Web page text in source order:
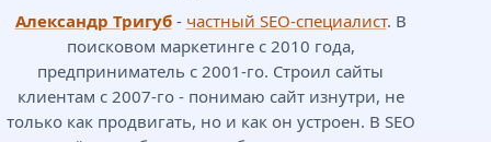
Александр Тригуб- частный SEO-специалист. В
поисковом маркетинге с 2010 года,
предприниматель с 2001-го. Строил сайты
клиентам с 2007-го - понимаю сайт изнутри, не
только как продвигать, но и как он устроен. В SEO